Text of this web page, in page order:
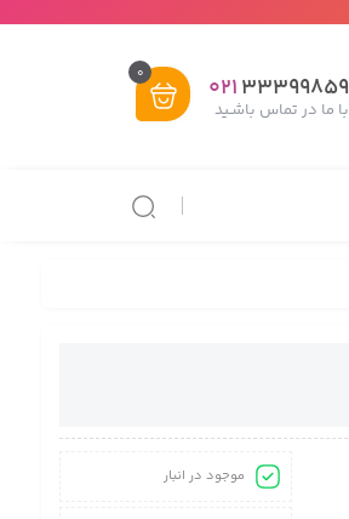
33399859
021
با ما در تماس باشـید
0
موجود در انبار